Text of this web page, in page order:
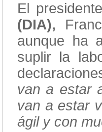
El
(DIA),
aunque ha
suplir la
van a estar
van a estar
ágil y con